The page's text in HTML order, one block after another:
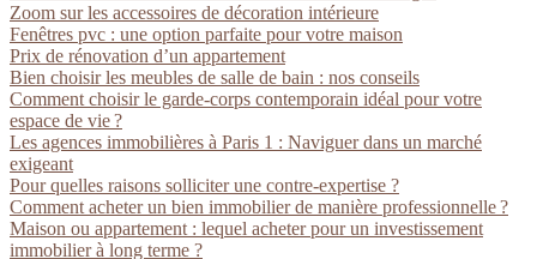
Zoom sur les accessoires de décoration intérieure
Fenêtres pvc : une option parfaite pour votre maison
Prix de rénovation d’un appartement
Bien choisir les meubles de salle de bain : nos conseils
Comment choisir le garde-corps contemporain idéal pour votre
espace de vie ?
Les agences immobilières à Paris 1 : Naviguer dans un marché
exigeant
Pour quelles raisons solliciter une contre-expertise ?
Comment acheter un bien immobilier de manière professionnelle ?
Maison ou appartement : lequel acheter pour un investissement
immobilier à long terme ?